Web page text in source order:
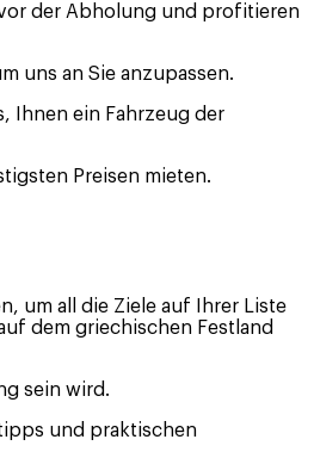
der Abholung und profitieren
uns an Sie anzupassen.
Ihnen ein Fahrzeug der
Preisen mieten.
um all die Ziele auf Ihrer Liste
dem griechischen Festland
sein wird.
und praktischen